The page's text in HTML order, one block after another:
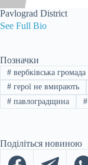
Pavlograd District
See Full Bio
Позначки
#вербківська громада
#герої не вмирають
#павлоградщина #
Поділіться новиною